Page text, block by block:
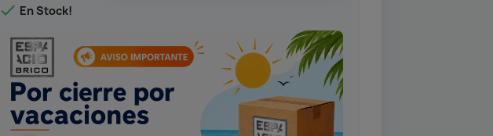
 En Stock!